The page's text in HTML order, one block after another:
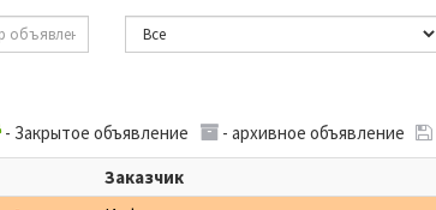
- Закрытое объявление - архивное объявление
Заказчик